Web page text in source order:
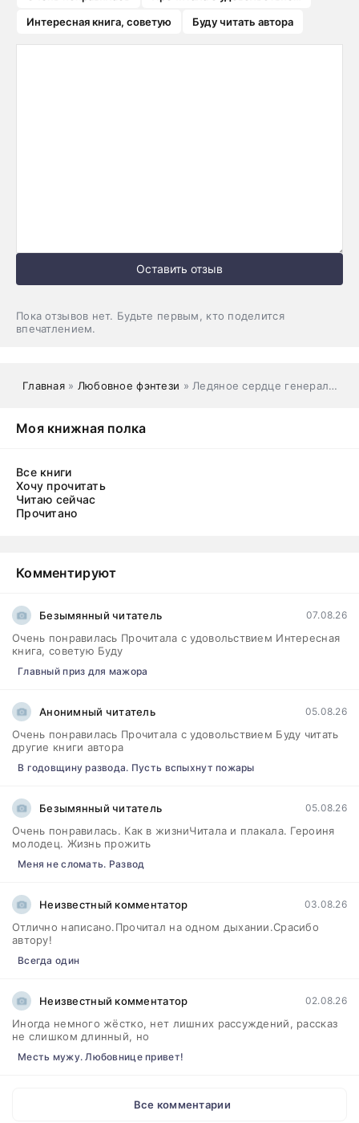
Интересная книга, советую
Буду читать автора
Оставить отзыв
Пока отзывов нет. Будьте первым, кто поделится
впечатлением.
Главная» Любовное фэнтези » Ледяное сердце генерала драконов
Моя книжная полка
Все книги
Хочу прочитать
Читаю сейчас
Прочитано
Комментируют
Безымянный читатель 07.08.26
Очень понравилась Прочитала с удовольствием Интересная
книга, советую Буду
Главный приз для мажора
Анонимный читатель 05.08.26
Очень понравилась Прочитала с удовольствием Буду читать
другие книги автора
В годовщину развода. Пусть вспыхнут пожары
Безымянный читатель 05.08.26
Очень понравилась. Как в жизниЧитала и плакала. Героиня
молодец. Жизнь прожить
Меня не сломать. Развод
Неизвестный комментатор 03.08.26
Отлично написано.Прочитал на одном дыхании.Срасибо
автору!
Всегда один
Неизвестный комментатор 02.08.26
Иногда немного жёстко, нет лишних рассуждений, рассказ
не слишком длинный, но
Месть мужу. Любовнице привет!
Все комментарии